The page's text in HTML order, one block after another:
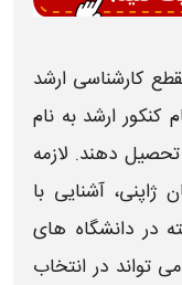
کارشناسی ارشد
کنکور ارشدبه نام
تحصیل دهند. لازمه
ژاپنی، آشنایی با
دردانشگاه های
تواند در انتخاب